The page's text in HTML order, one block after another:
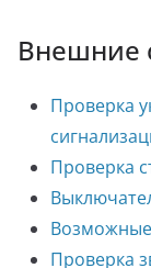
Внешние
Проверка
Проверка
Возможные
Проверка